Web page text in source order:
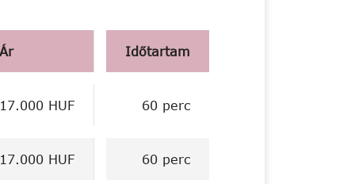
Ár Időtartam
17.000 HUF 60 perc
17.000 HUF 60 perc